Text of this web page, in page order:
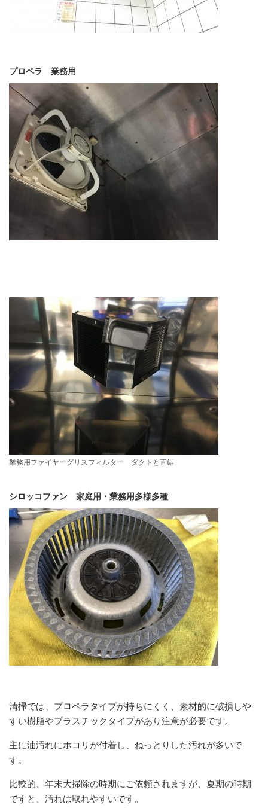
プロペラ 業務用
業務用ファイヤーグリスフィルター ダクトと直結
シロッコファン 家庭用・業務用多様多種
清掃では、プロペラタイプが持ちにくく、素材的に破損しや
すい樹脂やプラスチックタイプがあり注意が必要です。
主に油汚れにホコリが付着し、ねっとりした汚れが多いで
す。
比較的、年末大掃除の時期にご依頼されますが、夏期の時期
ですと、汚れは取れやすいです。